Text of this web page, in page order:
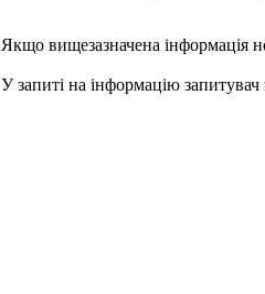
Якщо вищезазначена інформація
У запиті на інформацію